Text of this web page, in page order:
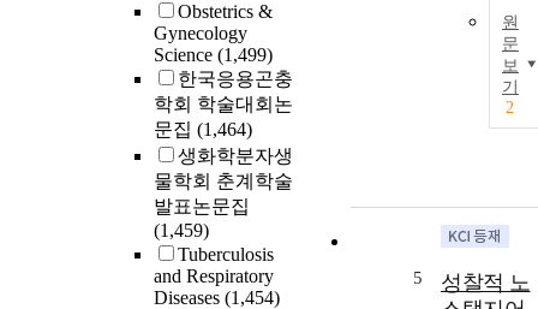
Obstetrics &
Gynecology
Science (1,499)
한국응용곤충
학회 학술대회논
문집 (1,464)
생화학분자생
물학회 춘계학술
발표논문집
(1,459)
Tuberculosis
and Respiratory
Diseases (1,454)
원
문
보
기
2
5
성찰적 노